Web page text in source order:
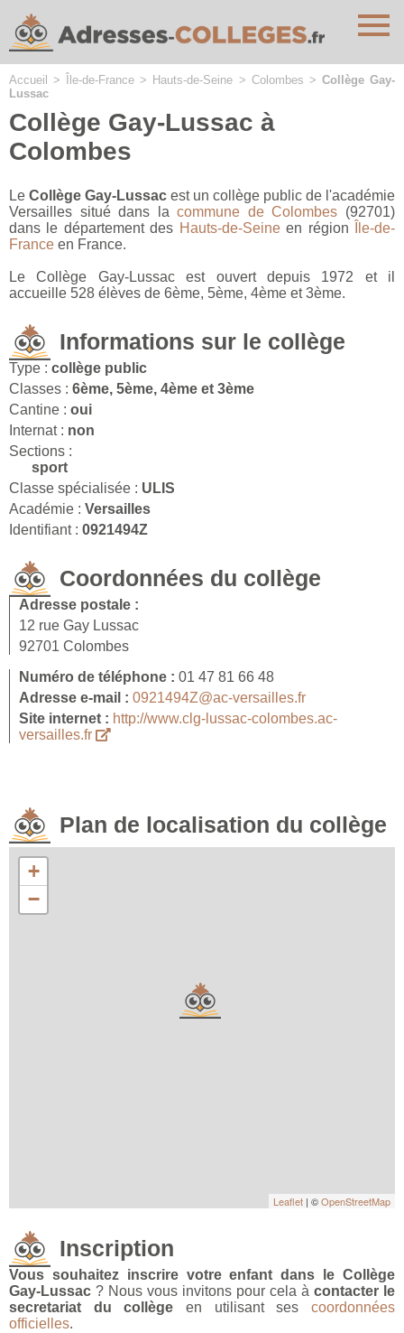
Accueil > Île-de-France > Hauts-de-Seine > Colombes > Collège Gay-
Lussac
Collège Gay-Lussac à
Colombes
Le Collège Gay-Lussac est un collège public de l'académie
Versailles situé dans lacommune de Colombes (92701)
dans le département des Hauts-de-Seineen région
Île-de-
France en France.
Le Collège Gay-Lussac est ouvert depuis 1972 et il
accueille 528 élèves de 6ème, 5ème, 4ème et 3ème.
Informations sur le collège
Type : collège public
Classes : 6ème, 5ème, 4ème et 3ème
Cantine : oui
Internat : non
Sections :
sport
Classe spécialisée : ULIS
Académie : Versailles
Identifiant : 0921494Z
Coordonnées du collège
Adresse postale :
12 rue Gay Lussac
92701 Colombes
Numéro de téléphone : 01 47 81 66 48
Adresse e-mail : 0921494Z@ac-versailles.fr
Site internet : http://www.clg-lussac-colombes.ac-
versailles.fr
Plan de localisation du collège
+
−
Leaflet | ©OpenStreetMap
Inscription
Vous souhaitez inscrire votre enfant dans le Collège
Gay-Lussac ? Nous vous invitons pour cela à contacter le
secretariat du collège en utilisant sescoordonnées
officielles.